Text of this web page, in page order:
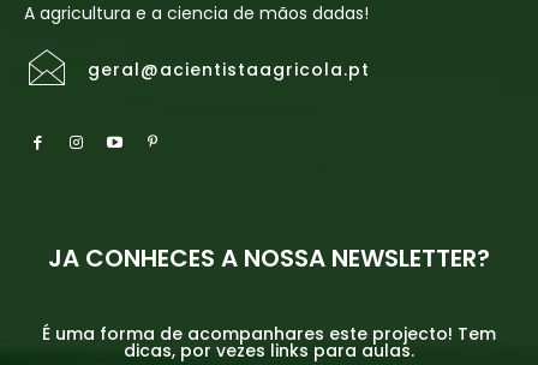
A agricultura e a ciencia de mãos dadas!
geral@acientistaagricola.pt
JA CONHECES A NOSSA NEWSLETTER?
É uma forma de acompanhares este projecto! Tem
dicas, por vezes links para aulas.